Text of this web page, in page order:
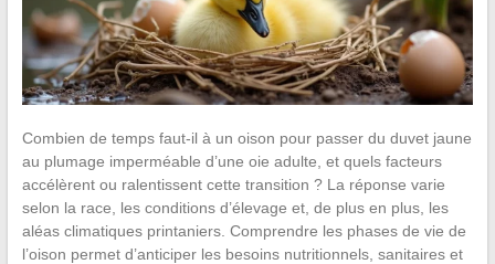
Combien de temps faut-il à un oison pour passer du duvet jaune
au plumage imperméable d’une oie adulte, et quels facteurs
accélèrent ou ralentissent cette transition ? La réponse varie
selon la race, les conditions d’élevage et, de plus en plus, les
aléas climatiques printaniers. Comprendre les phases de vie de
l’oison permet d’anticiper les besoins nutritionnels, sanitaires et